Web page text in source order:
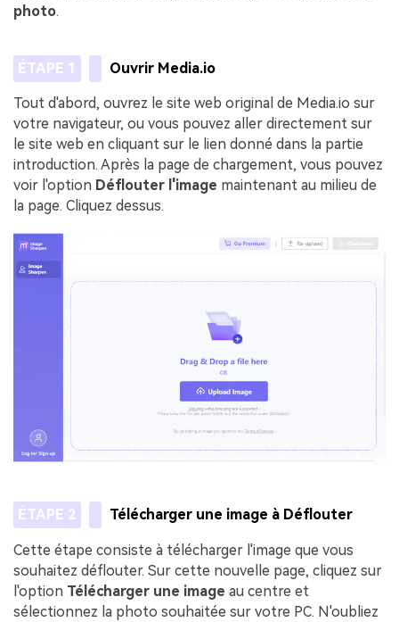
photo.
ÉTAPE 1 Ouvrir Media.io
Tout d'abord, ouvrez le site web original de Media.io sur
votre navigateur, ou vous pouvez aller directement sur
le site web en cliquant sur le lien donné dans la partie
introduction. Après la page de chargement, vous pouvez
voir l'option Déflouter l'image maintenant au milieu de
la page. Cliquez dessus.
ÉTAPE 2 Télécharger une image à Déflouter
Cette étape consiste à télécharger l'image que vous
souhaitez déflouter. Sur cette nouvelle page, cliquez sur
l'option Télécharger une image au centre et
sélectionnez la photo souhaitée sur votre PC. N'oubliez